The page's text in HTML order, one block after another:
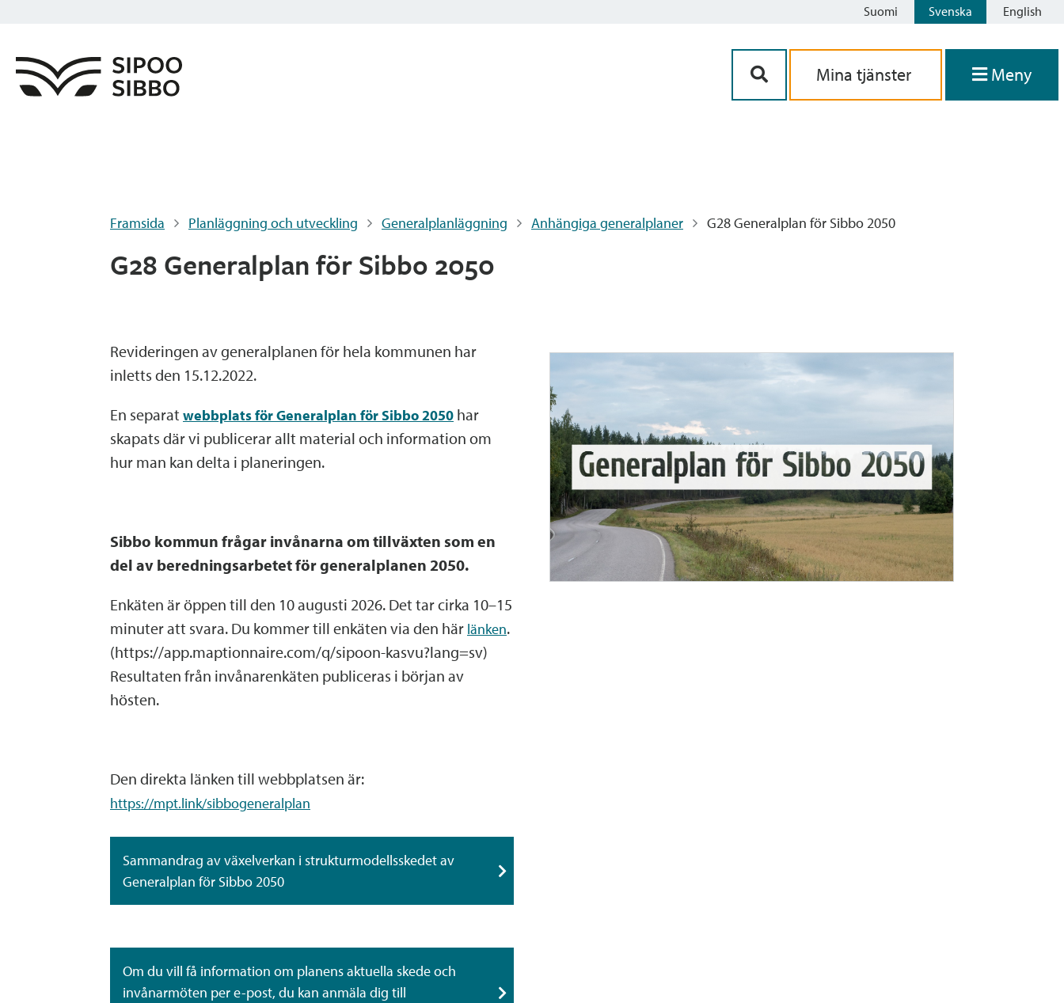
Suomi Svenska English
Mina tjänster Meny
Framsida Planläggning och utveckling Generalplanläggning Anhängiga generalplaner G28 Generalplan för Sibbo 2050
G28 Generalplan för Sibbo 2050
Revideringen av generalplanen för hela kommunen har
inletts den 15.12.2022.
En separat webbplats för Generalplan för Sibbo 2050 har
skapats där vi publicerar allt material och information om
hur man kan delta i planeringen.
Sibbo kommun frågar invånarna om tillväxten som en
del av beredningsarbetet för generalplanen 2050.
Enkäten är öppen till den 10 augusti 2026. Det tar cirka 10–15
minuter att svara. Du kommer till enkäten via den här länken.
(https://app.maptionnaire.com/q/sipoon-kasvu?lang=sv)
Resultaten från invånarenkäten publiceras i början av
hösten.
Den direkta länken till webbplatsen är:
https://mpt.link/sibbogeneralplan
Sammandrag av växelverkan i strukturmodellsskedet av
Generalplan för Sibbo 2050
Om du vill få information om planens aktuella skede och
invånarmöten per e-post, du kan anmäla dig till